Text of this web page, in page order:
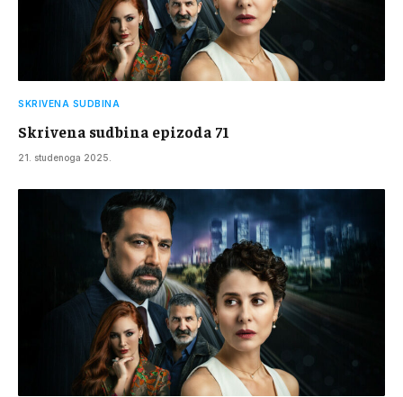
SKRIVENA SUDBINA
Skrivena sudbina epizoda 71
21. studenoga 2025.